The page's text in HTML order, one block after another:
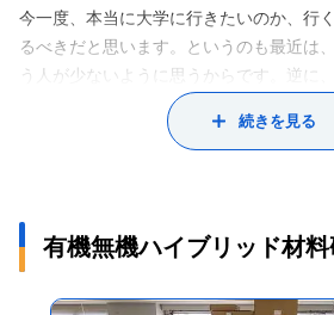
て丈夫な酸化物ができます。しかし、こ
工しづらいという欠点もあります。それ
えば、液体にして物のコーティング材と
るかというように、新しい素材をつくり
えて実用化に結びつける研究をしている
味でしている研究です。
今一度、本当に大学に行きたいのか、行
るべきだと思います。というのも最近は
う人が少ないように思うからです。逆に
くても大学に入学した以上は、必死で勉
身につけないといけないのではないでし
のことを深く掘り下げていってほしい。
はできる！」というものをひとつ持って
続きを見る
有機無機ハイブリッド材